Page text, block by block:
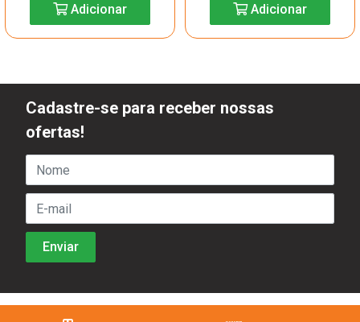
Adicionar Adicionar
Cadastre-se para receber nossas
ofertas!